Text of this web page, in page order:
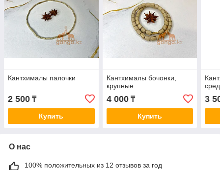
Кантхималы палочки
2 500 ₸
Купить
Кантхималы бочонки,
крупные
4 000₸
Купить
3
О нас
100% положительных из 12 отзывов за год